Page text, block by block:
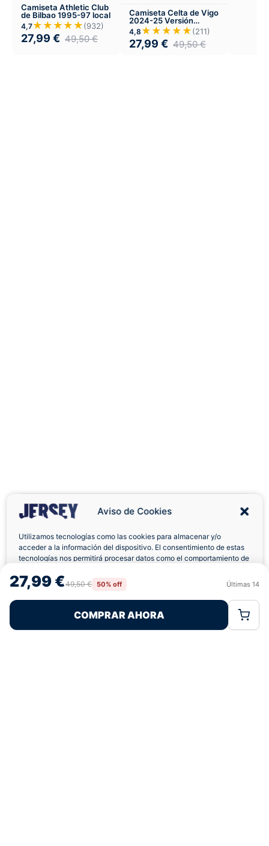
Aviso de Cookies
Utilizamos tecnologías como las cookies para almacenar y/o
acceder a la información del dispositivo. El consentimiento de estas
tecnologías nos permitirá procesar datos como el comportamiento de
retirar el consentimiento, puede afectar negativamente a ciertas
características y funciones.
Rechazar
Política de CookiesPolítica de Privacidad
27,99 €49,50 € 50% off Últimas 14
COMPRAR AHORA
Camiseta Athletic Club
de Bilbao 1995-97 local
4,7★★★★★(932)
27,99 € 49,50€
Camiseta Celta de Vigo
2024-25 Versión
Infantil Local
4,8 ★★★★★(211)
27,99 € 49,50€
Envíos a Domicilio Devolución 7 Días
Pagos 100% Seguros Ofertas Sin Límites